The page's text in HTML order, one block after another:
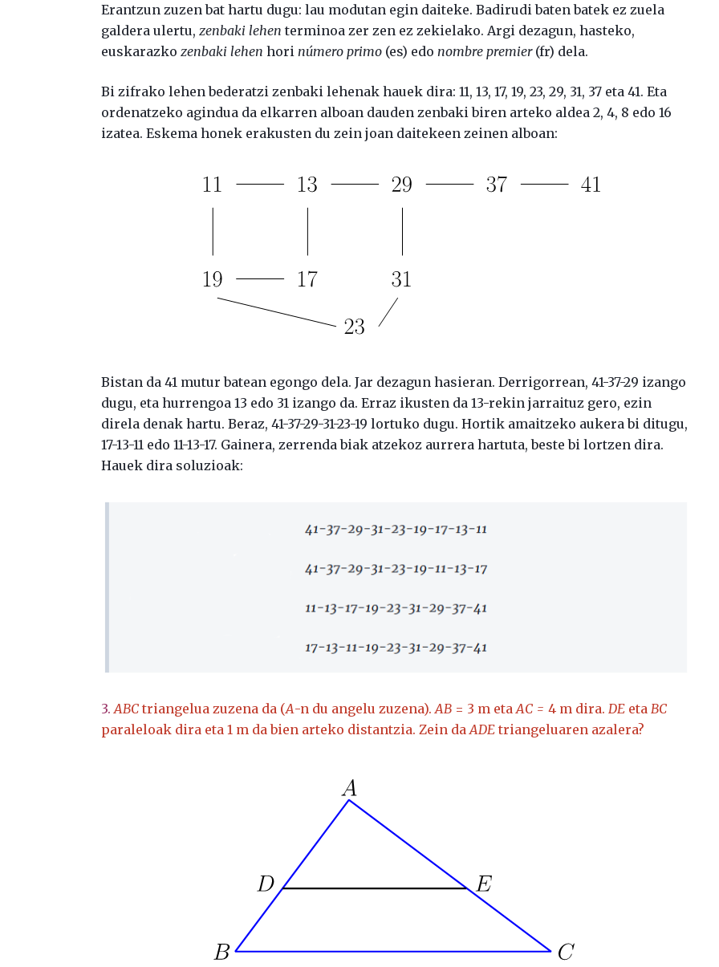
Erantzun zuzen bat hartu dugu: lau modutan egin daiteke. Badirudi baten batek ez zuela
galdera ulertu,zenbaki lehen terminoa zer zen ez zekielako. Argi dezagun, hasteko,
euskarazkozenbaki lehen hori número primo (es) edo nombre premier(fr) dela.
Bi zifrako lehen bederatzi zenbaki lehenak hauek dira: 11, 13, 17, 19, 23, 29, 31, 37 eta 41. Eta
ordenatzeko agindua da elkarren alboan dauden zenbaki biren arteko aldea 2, 4, 8 edo 16
izatea. Eskema honek erakusten du zein joan daitekeen zeinen alboan:
Bistan da 41 mutur batean egongo dela. Jar dezagun hasieran. Derrigorrean, 41-37-29 izango
dugu, eta hurrengoa 13 edo 31 izango da. Erraz ikusten da 13-rekin jarraituz gero, ezin
direla denak hartu. Beraz, 41-37-29-31-23-19 lortuko dugu. Hortik amaitzeko aukera bi ditugu,
17-13-11 edo 11-13-17. Gainera, zerrenda biak atzekoz aurrera hartuta, beste bi lortzen dira.
Hauek dira soluzioak:
3. ABCtriangelua zuzena da (A-n du angelu zuzena).AB = 3 m etaAC =4 m dira.DE etaBC
paraleloak dira eta 1 m da bien arteko distantzia. Zein daADE triangeluaren azalera?